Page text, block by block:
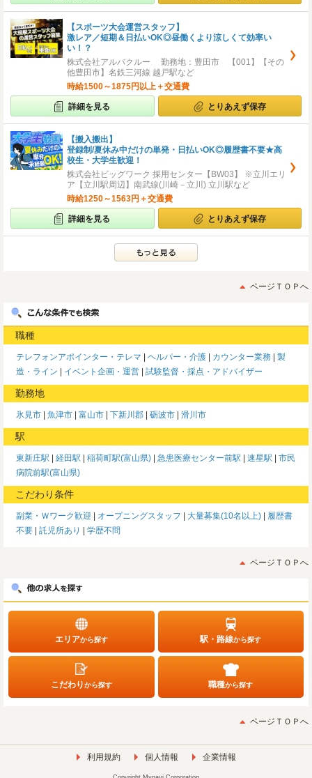
【スポーツ大会運営スタッフ】
激レア／短期＆日払いOK◎昼働くより涼しくて効率い
い！？
株式会社アルバクルー 勤務地：豊田市 【001】【その
他豊田市】名鉄三河線 越戸駅など
時給1500～1875円以上＋交通費
詳細を見る とりあえず保存
【搬入搬出】
登録制/夏休み中だけの単発・日払いOK◎履歴書不要★高
校生・大学生歓迎！
株式会社ビッグワーク 採用センター【BW03】 ※立川エリ
ア【立川駅周辺】南武線(川崎－立川) 立川駅など
時給1250～1563円＋交通費
詳細を見る とりあえず保存
ページＴＯＰへ
職種
テレフォンアポインター・テレマ ヘルパー・介護 カウンター業務
製
造・ライン
イベント企画・運営 試験監督・採点・アドバイザー
勤務地
氷見市 魚津市 富山市 下新川郡 砺波市 滑川市
駅
東新庄駅 経田駅 稲荷町駅(富山県) 急患医療センター前駅 速星駅
市民
病院前駅(富山県)
こだわり条件
副業・Ｗワーク歓迎 オープニングスタッフ 大量募集(10名以上)
履歴書
不要
託児所あり 学歴不問
ページＴＯＰへ
エリアから探す 駅・路線から探す
こだわりから探す 職種から探す
ページＴＯＰへ
利用規約 個人情報 企業情報